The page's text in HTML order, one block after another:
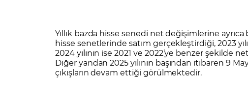
Yıllık bazda hisse senedi net değişimlerine ayrıca
hisse senetlerinde satım gerçekleştirdiği, 2023
2024 yılının ise 2021 ve 2022’ye benzer şekilde
Diğer yandan 2025 yılının başından itibaren 9
çıkışların devam ettiği görülmektedir.